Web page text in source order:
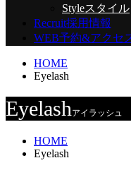
Styleスタイル
Recruit採用情報
WEB予約&アクセ
HOME
Eyelash
Eyelash アイラッシュ
HOME
Eyelash